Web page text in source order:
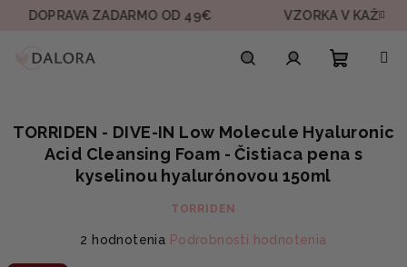
Prejsť
ZADARMO OD 49€ VZORKA V KAŽDEJ
košík
TORRIDEN - DIVE-IN Low Molecule Hyaluronic
Acid Cleansing Foam - Čistiaca pena s
kyselinou hyalurónovou 150ml
TORRIDEN
Priemerné
2 hodnotenia Podrobnosti hodnotenia